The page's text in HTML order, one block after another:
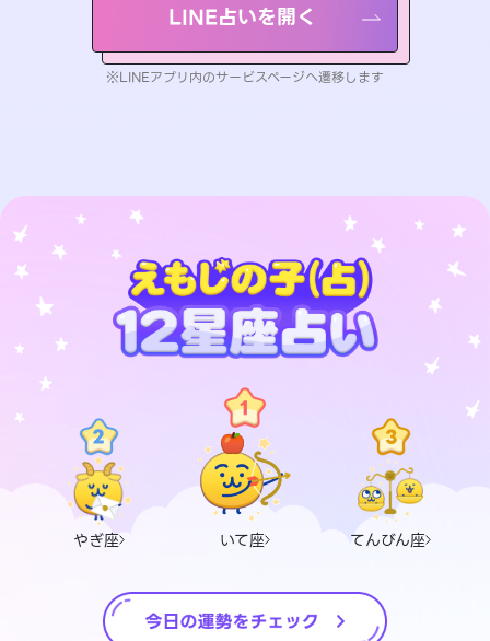
LINE占いを開く
※LINEアプリ内のサービスページへ遷移します
やぎ座 いて座 てんびん座